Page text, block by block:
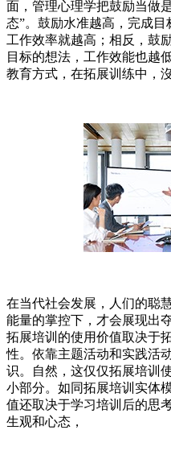
面，管理心理学把鼓励当做
态”。鼓励水准越高，完成目
工作效率就越高；相反，鼓
目标的想法，工作效能也越
教育方式，在拓展训练中，
在当代社会发展，人们的聪
能量的掌控下，才会展现出
拓展培训的使用价值取决于
性。依靠主题活动和实践活
识。自然，这仅仅拓展培训
小部分。如同拓展培训实体
值还取决于学习培训后的思
生观和心态，